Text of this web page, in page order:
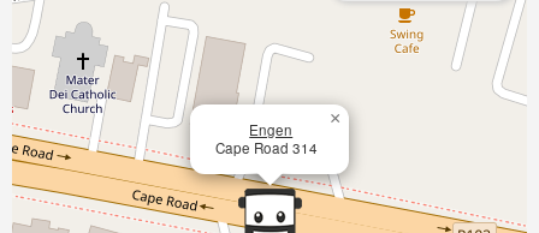
Engen
Cape Road 314
×